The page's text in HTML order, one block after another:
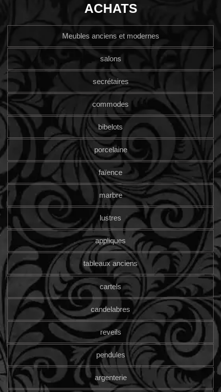
ACHATS
Meubles anciens et modernes
salons
secrétaires
commodes
bibelots
porcelaine
faïence
marbre
lustres
appliques
tableaux anciens
cartels
candelabres
reveils
pendules
argenterie